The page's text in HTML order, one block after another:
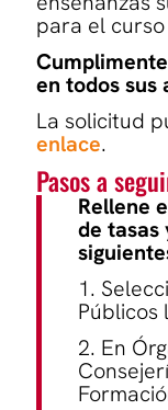
para el
en todos sus
La solicitud
enlace.
Pasos a
Rellene
de tasas
1.
Públicos
2. En